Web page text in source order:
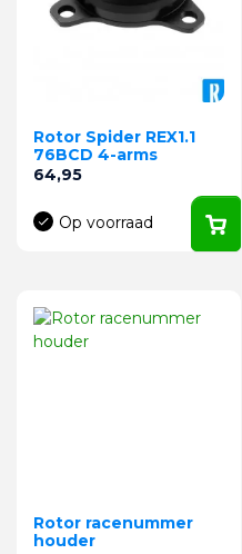
Rotor Spider REX1.1
76BCD 4-arms
Prijs
64,95
Op voorraad
Rotor racenummer
houder